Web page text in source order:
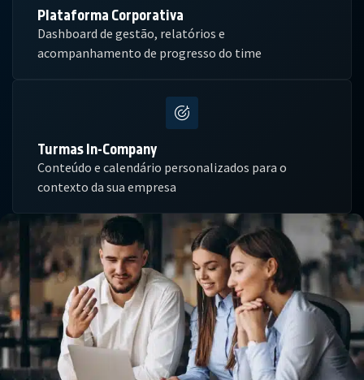
Plataforma Corporativa
Dashboard de gestão, relatórios e
acompanhamento de progresso do time
Turmas In-Company
Conteúdo e calendário personalizados para o
contexto da sua empresa